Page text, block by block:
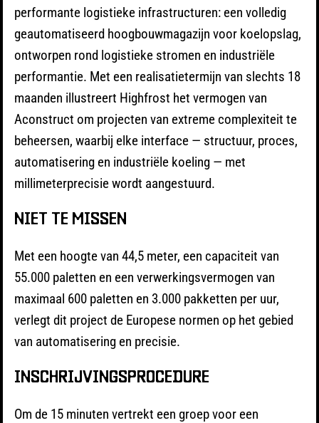
performante logistieke infrastructuren: een volledig
geautomatiseerd hoogbouwmagazijn voor koelopslag,
ontworpen rond logistieke stromen en industriële
performantie. Met een realisatietermijn van slechts 18
maanden illustreert Highfrost het vermogen van
Aconstruct om projecten van extreme complexiteit te
beheersen, waarbij elke interface — structuur, proces,
automatisering en industriële koeling — met
millimeterprecisie wordt aangestuurd.
NIET TE MISSEN
Met een hoogte van 44,5 meter, een capaciteit van
55.000 paletten en een verwerkingsvermogen van
maximaal 600 paletten en 3.000 pakketten per uur,
verlegt dit project de Europese normen op het gebied
van automatisering en precisie.
INSCHRIJVINGSPROCEDURE
Om de 15 minuten vertrekt een groep voor een